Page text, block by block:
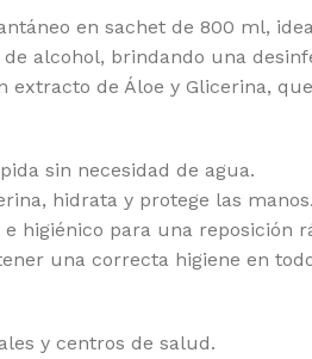
en sachet de 800 ml,
de alcohol, brindando una
extracto de Áloe y Glicerina,
sin necesidad de agua.
hidrata y protege las manos.
higiénico para una reposición
una correcta higiene en
y centros de salud.